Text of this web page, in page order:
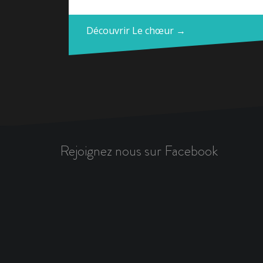
Découvrir Le chœur →
Rejoignez nous sur Facebook